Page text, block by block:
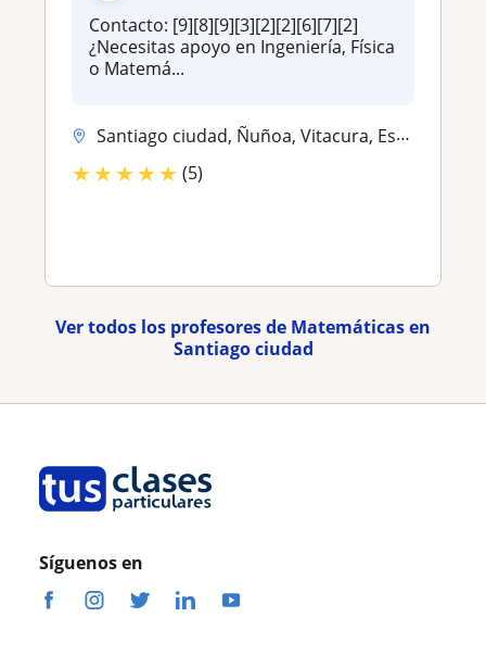
Contacto: [9][8][9][3][2][2][6][7][2]
¿Necesitas apoyo en Ingeniería, Física
o Matemá...
Santiago ciudad, Ñuñoa, Vitacura, Estacion Central, La Reina, Providen...
★★★★★ (5)
Ver todos los profesores de Matemáticas en
Santiago ciudad
Síguenos en